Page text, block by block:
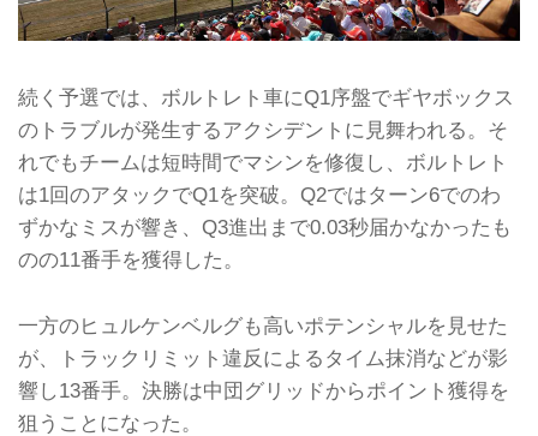
続く予選では、ボルトレト車にQ1序盤でギヤボックス
のトラブルが発生するアクシデントに見舞われる。そ
れでもチームは短時間でマシンを修復し、ボルトレト
は1回のアタックでQ1を突破。Q2ではターン6でのわ
ずかなミスが響き、Q3進出まで0.03秒届かなかったも
のの11番手を獲得した。
一方のヒュルケンベルグも高いポテンシャルを見せた
が、トラックリミット違反によるタイム抹消などが影
響し13番手。決勝は中団グリッドからポイント獲得を
狙うことになった。